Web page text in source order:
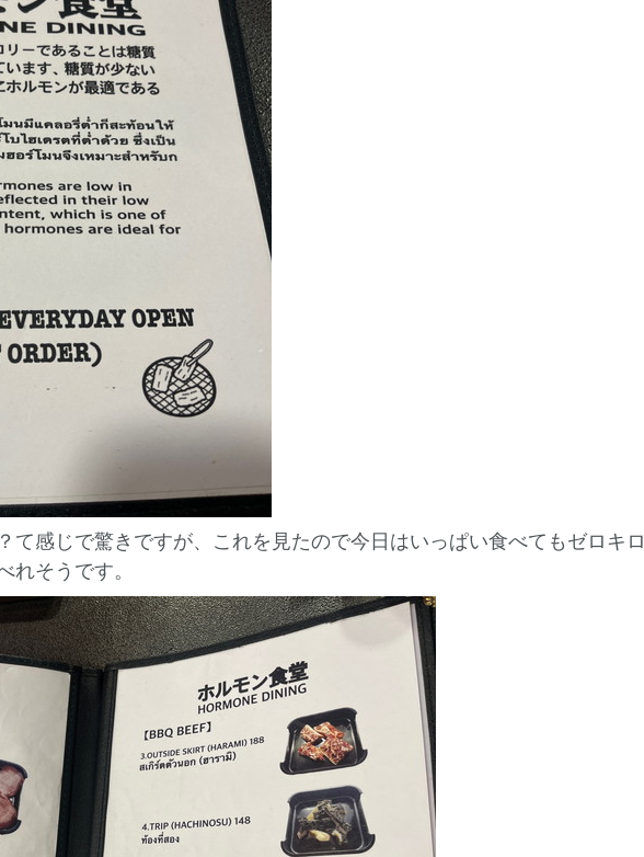
て感じで驚きですが、これを見たので今日はいっぱい食べてもゼロキロ
れそうです。